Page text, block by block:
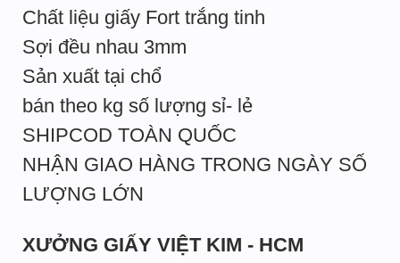
Chất liệu giấy Fort trắng tinh
Sợi đều nhau 3mm
Sản xuất tại chổ
bán theo kg số lượng sỉ- lẻ
SHIPCOD TOÀN QUỐC
NHẬN GIAO HÀNG TRONG NGÀY SỐ
LƯỢNG LỚN
XƯỞNG GIẤY VIỆT KIM - HCM